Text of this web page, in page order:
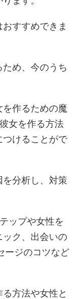
すすめできま
め、今のうち
作るための魔
女を作る方法
けることがで
分析し、対策
ップや女性を
ック、出会いの
ージのコツなど
方法や女性と